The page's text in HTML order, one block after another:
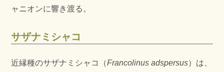
ャニオンに響き渡る。
サザナミシャコ
近縁種のサザナミシャコ（Francolinus adspersus）は、